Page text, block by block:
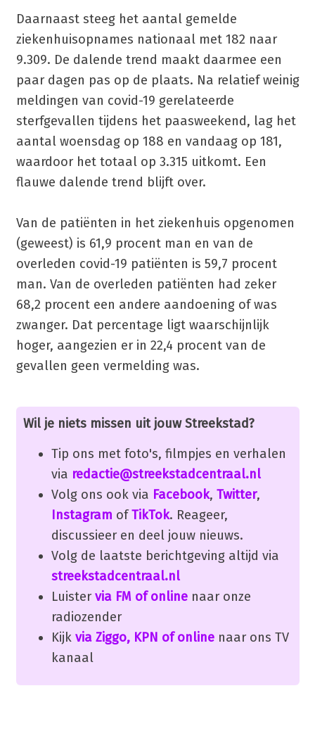
Daarnaast steeg het aantal gemelde
ziekenhuisopnames nationaal met 182 naar
9.309. De dalende trend maakt daarmee een
paar dagen pas op de plaats. Na relatief weinig
meldingen van covid-19 gerelateerde
sterfgevallen tijdens het paasweekend, lag het
aantal woensdag op 188 en vandaag op 181,
waardoor het totaal op 3.315 uitkomt. Een
flauwe dalende trend blijft over.
Van de patiënten in het ziekenhuis opgenomen
(geweest) is 61,9 procent man en van de
overleden covid-19 patiënten is 59,7 procent
man. Van de overleden patiënten had zeker
68,2 procent een andere aandoening of was
zwanger. Dat percentage ligt waarschijnlijk
hoger, aangezien er in 22,4 procent van de
gevallen geen vermelding was.
Wil je niets missen uit jouw Streekstad?
Tip ons met foto's, filmpjes en verhalen
via redactie@streekstadcentraal.nl
Volg ons ook via Facebook, Twitter,
Instagram ofTikTok. Reageer,
discussieer en deel jouw nieuws.
Volg de laatste berichtgeving altijd via
streekstadcentraal.nl
Luister via FM of onlinenaar onze
radiozender
Kijk via Ziggo, KPN of onlinenaar ons TV
kanaal